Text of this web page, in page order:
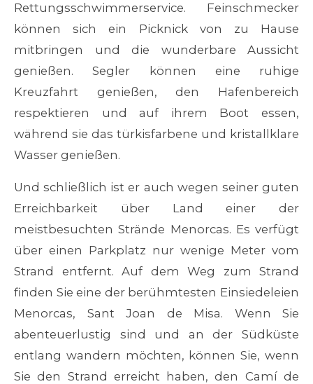
Rettungsschwimmerservice. Feinschmecker
können sich ein Picknick von zu Hause
mitbringen und die wunderbare Aussicht
genießen. Segler können eine ruhige
Kreuzfahrt genießen, den Hafenbereich
respektieren und auf ihrem Boot essen,
während sie das türkisfarbene und kristallklare
Wasser genießen.
Und schließlich ist er auch wegen seiner guten
Erreichbarkeit über Land einer der
meistbesuchten Strände Menorcas. Es verfügt
über einen Parkplatz nur wenige Meter vom
Strand entfernt. Auf dem Weg zum Strand
finden Sie eine der berühmtesten Einsiedeleien
Menorcas, Sant Joan de Misa. Wenn Sie
abenteuerlustig sind und an der Südküste
entlang wandern möchten, können Sie, wenn
Sie den Strand erreicht haben, den Camí de